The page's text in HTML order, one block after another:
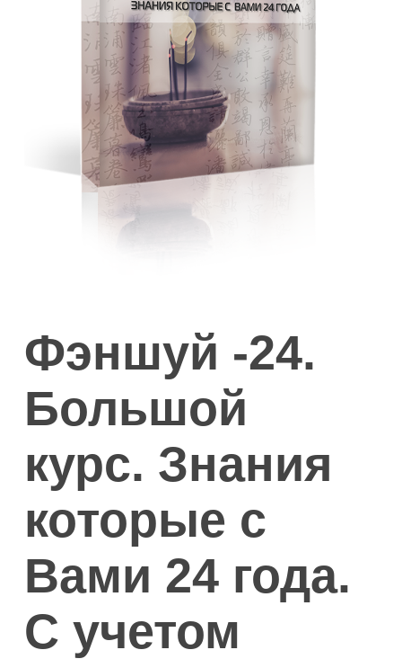
Фэншуй -24.
Большой
курс. Знания
которые с
Вами 24 года.
С учетом